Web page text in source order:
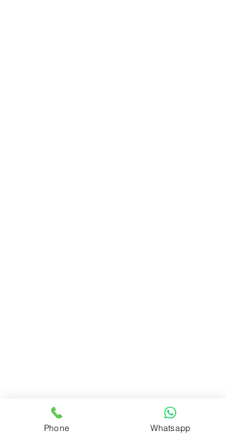
Phone Whatsapp